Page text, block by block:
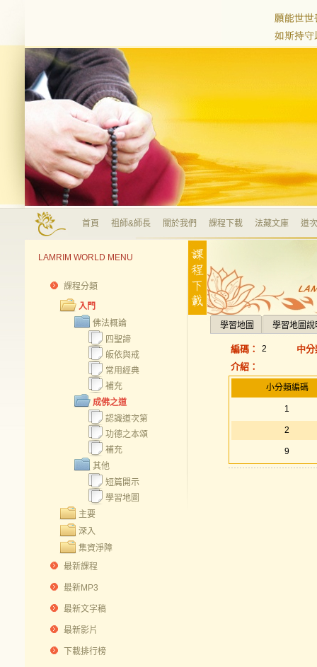
首頁 祖師&師長 關於我們 課程下載 法藏文庫 道
LAMRIM WORLD MENU
課程分類
入門
佛法概論
四聖諦
皈依與戒
常用經典
補充
成佛之道
認識道次第
功德之本頌
補充
其他
短篇開示
學習地圖
主要
深入
集資淨障
最新課程
最新MP3
最新文字稿
最新影片
下載排行榜
學習地圖 學習地圖說
編碼： 2
中
介紹：
小分類編碼
1
2
9